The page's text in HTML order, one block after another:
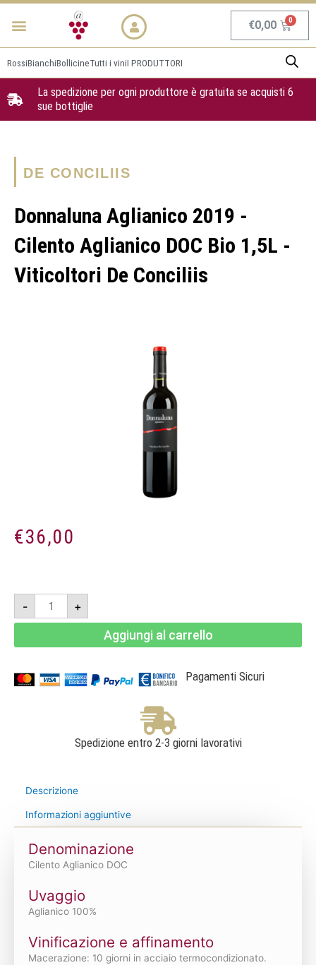
Vai
Menu €0,00
RossiBianchiBollicineTutti i viniI PRODUTTORI
La spedizione per ogni produttore è gratuita se acquisti 6
sue bottiglie
DE CONCILIIS
Donnaluna Aglianico 2019 -
Cilento Aglianico DOC Bio 1,5L -
Viticoltori De Conciliis
€36,00
-
Donnaluna
Aglianico
2019
-
1,5L
Viticoltori
+
Aggiungi al carrello
Pagamenti Sicuri
Spedizione entro 2-3 giorni lavorativi
Descrizione
Informazioni aggiuntive
Denominazione
Cilento Aglianico DOC
Uvaggio
Aglianico 100%
Vinificazione e affinamento
Macerazione: 10 giorni in acciaio termocondizionato.